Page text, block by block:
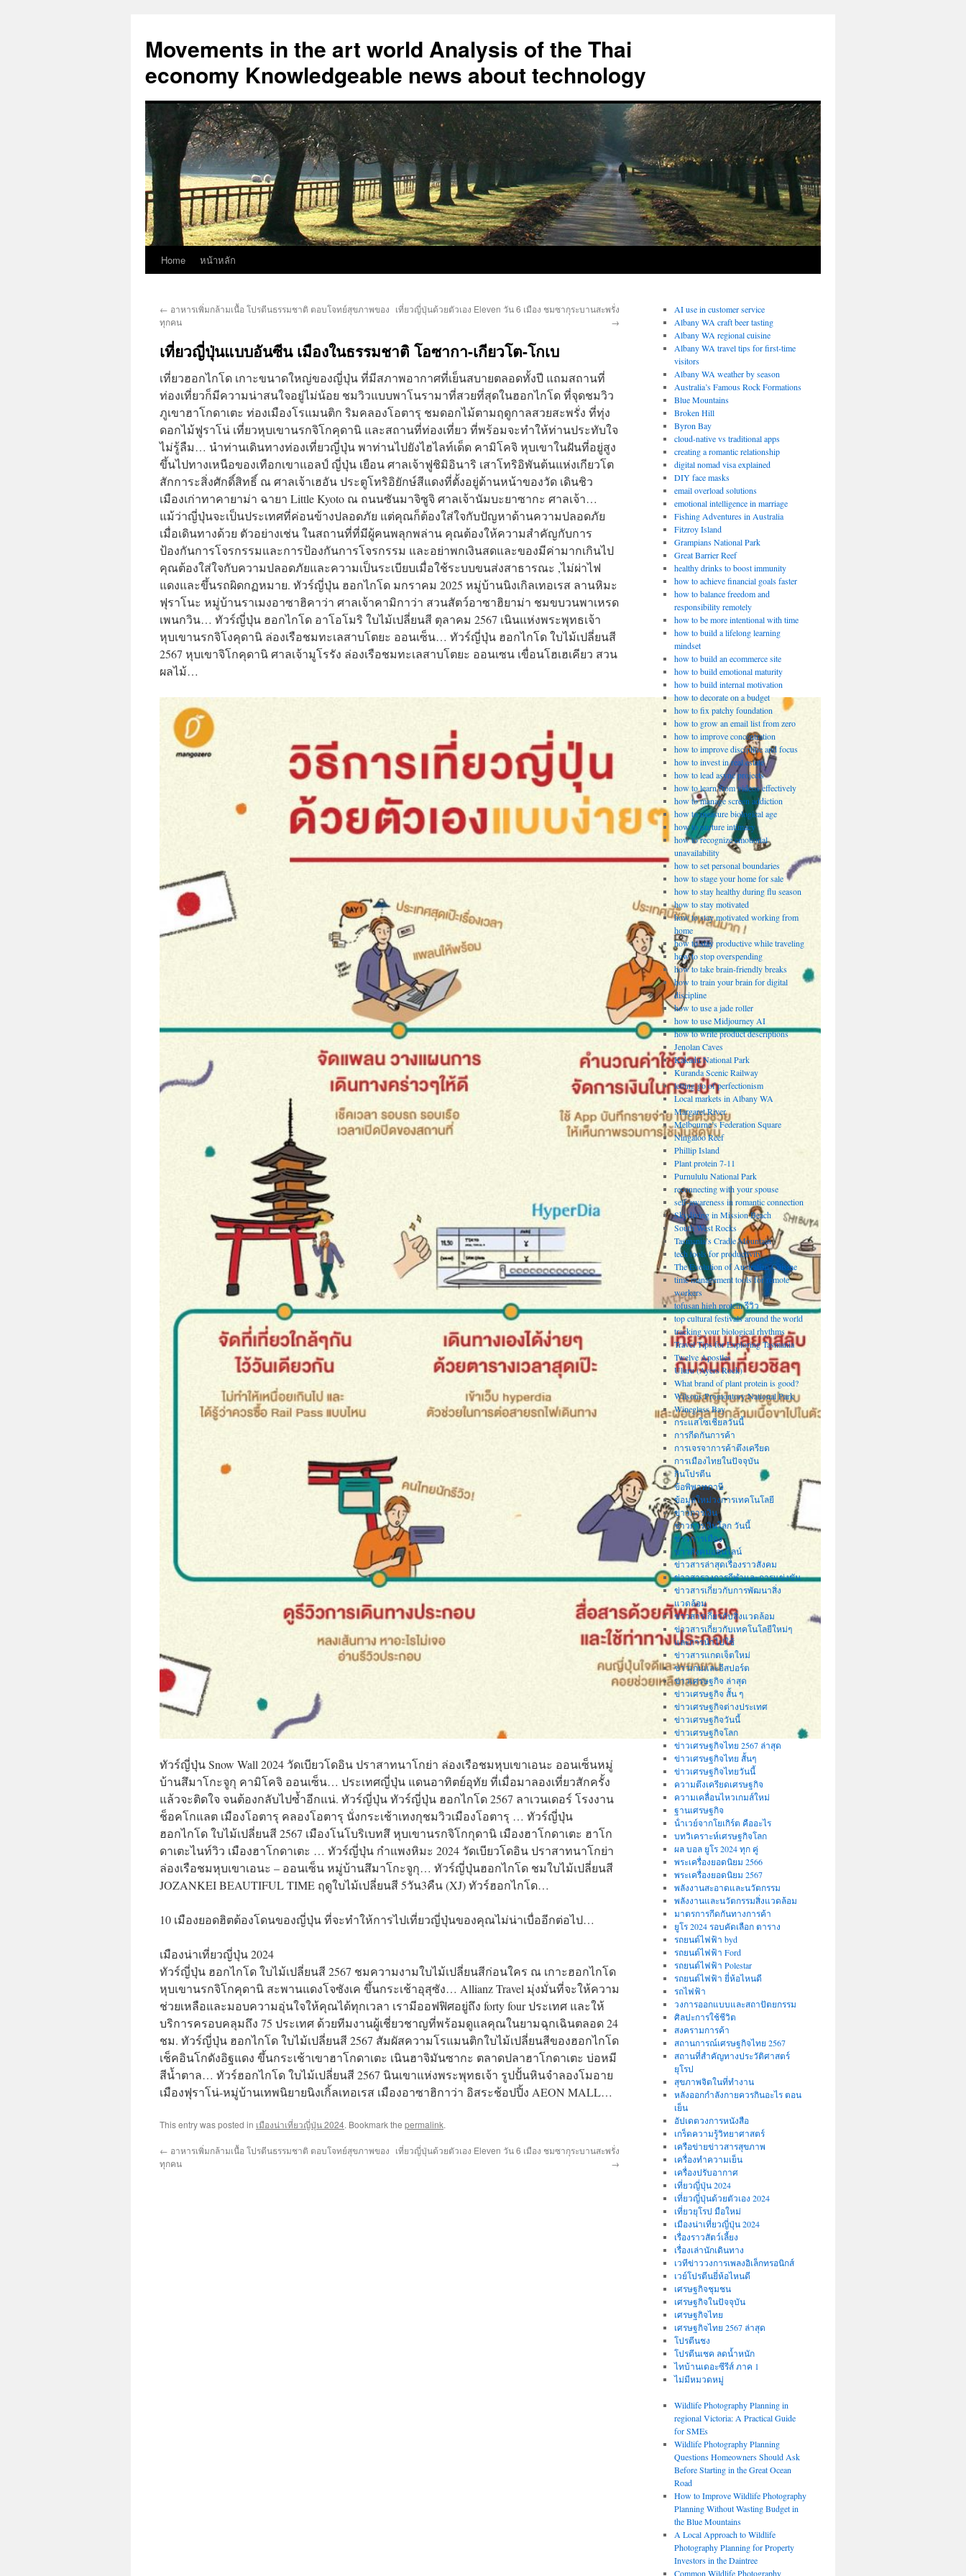
content
Movements in the art world Analysis of the Thai
economy Knowledgeable news about technology
Home หน้าหลัก
← อาหารเพิ่มกล้ามเนื้อ โปรตีนธรรมชาติ ตอบโจทย์สุขภาพของ
ทุกคน
เที่ยวญี่ปุ่นด้วยตัวเอง Eleven วัน 6 เมือง ชมซากุระบานสะพรั่ง
→
เที่ยวญี่ปุ่นแบบอันซีน เมืองในธรรมชาติ โอซากา-เกียวโต-โกเบ
เที่ยวฮอกไกโด เกาะขนาดใหญ่ของญี่ปุ่น ที่มีสภาพอากาศที่เย็นสบายตลอดทั้งปี แถมสถานที่
ท่องเที่ยวก็มีความน่าสนใจอยู่ไม่น้อย ชมวิวแบบพาโนรามาที่สวยที่สุดในฮอกไกโด ที่จุดชมวิว
ภูเขาฮาโกดาเตะ ท่องเมืองโรแมนติก ริมคลองโอตารุ ชมดอกไม้ตามฤดูกาลสวยสะพรั่ง ที่ทุ่ง
ดอกไม้ฟูราโน่ เที่ยวหุบเขานรกจิโกคุดานิ และสถานที่ท่องเที่ยว ที่พร้อมจะทำให้ท่านประทับใจ
ไม่รู้ลืม… นำท่านเดินทางท่องเที่ยวญี่ปุ่น พาท่านไปยังไฮไลท์เด็ด คามิโคจิ หุบเขาในฝันที่อยู่สูง
ขึ้นไปทางเหนือของเทือกเขาแอลป์ ญี่ปุ่น เยือน ศาลเจ้าฟูชิมิอินาริ เสาโทริอิพันต้นแห่งเกียวโต
สักการะสิ่งศักดิ์สิทธิ์ ณ ศาลเจ้าเฮอัน ประตูโทริอิยักษ์สีแดงที่ตั้งอยู่ด้านหน้าของวัด เดินชิว
เมืองเก่าทาคายาม่า ฉายา Little Kyoto ณ ถนนซันมาจิซูจิ ศาลเจ้านัมบะยาซากะ ศาลเจ้า…
แม้ว่าญี่ปุ่นจะเป็นประเทศที่ค่อนข้างปลอดภัย แต่คุณก็ต้องใส่ใจกับปัญหาด้านความปลอดภัย
เมื่อเดินทางด้วย ตัวอย่างเช่น ในสถานที่ที่มีผู้คนพลุกพล่าน คุณต้องให้ความสำคัญกับการ
ป้องกันการโจรกรรมและการป้องกันการโจรกรรม และอย่าพกเงินสดและของมีค่ามากเกินไป
คุณต้องใส่ใจกับความปลอดภัยและความเป็นระเบียบเมื่อใช้ระบบขนส่งสาธารณะ ,ไม่ผ่าไฟ
แดงและขึ้นรถผิดกฏหมาย. ทัวร์ญี่ปุ่น ฮอกไกโด มกราคม 2025 หมู่บ้านนิงเกิลเทอเรส ลานหิมะ
ฟุราโนะ หมู่บ้านราเมงอาซาฮิคาว่า ศาลเจ้าคามิกาว่า สวนสัตว์อาซาฮิยาม่า ชมขบวนพาเหรด
เพนกวิน… ทัวร์ญี่ปุ่น ฮอกไกโด อาโอโมริ ใบไม้เปลี่ยนสี ตุลาคม 2567 เนินแห่งพระพุทธเจ้า
หุบเขานรกจิโงคุดานิ ล่องเรือชมทะเลสาบโตยะ ออนเซ็น… ทัวร์ญี่ปุ่น ฮอกไกโด ใบไม้เปลี่ยนสี
2567 หุบเขาจิโกคุดานิ ศาลเจ้ามูโรรัง ล่องเรือชมทะเลสาบโตยะ ออนเซน เขื่อนโฮเฮเคียว สวน
ผลไม้…
ทัวร์ญี่ปุ่น Snow Wall 2024 วัดเบียวโดอิน ปราสาทนาโกย่า ล่องเรือชมหุบเขาเอนะ ออนเซ็นหมู่
บ้านสึมาโกะจูกุ คามิโคจิ ออนเซ็น… ประเทศญี่ปุ่น แดนอาทิตย์อุทัย ที่เมื่อมาลองเที่ยวสักครั้ง
แล้วจะติดใจ จนต้องกลับไปซ้ำอีกแน่. ทัวร์ญี่ปุ่น ทัวร์ญี่ปุ่น ฮอกไกโด 2567 ลาเวนเดอร์ โรงงาน
ช็อคโกแลต เมืองโอตารุ คลองโอตารุ นั่งกระเช้าเทงกุชมวิวเมืองโอตารุ … ทัวร์ญี่ปุ่น
ฮอกไกโด ใบไม้เปลี่ยนสี 2567 เมืองโนโบริเบทสึ หุบเขานรกจิโกกุดานิ เมืองฮาโกดาเตะ ฮาโก
ดาเตะไนท์วิว เมืองฮาโกดาเตะ … ทัวร์ญี่ปุ่น กำแพงหิมะ 2024 วัดเบียวโดอิน ปราสาทนาโกย่า
ล่องเรือชมหุบเขาเอนะ – ออนเซ็น หมู่บ้านสึมาโกะจูกุ… ทัวร์ญี่ปุ่นฮอกไกโด ชมใบไม้เปลี่ยนสี
JOZANKEI BEAUTIFUL TIME ฤดูใบไม้เปลี่ยนสี 5วัน3คืน (XJ) ทัวร์ฮอกไกโด…
10 เมืองยอดฮิตต้องโดนของญี่ปุ่น ที่จะทำให้การไปเที่ยวญี่ปุ่นของคุณไม่น่าเบื่ออีกต่อไป…
เมืองน่าเที่ยวญี่ปุ่น 2024
ทัวร์ญี่ปุ่น ฮอกไกโด ใบไม้เปลี่ยนสี 2567 ชมความงามใบไม้เปลี่ยนสีก่อนใคร ณ เกาะฮอกไกโด
หุบเขานรกจิโกคุดานิ สะพานแดงโจซังเค ขึ้นกระเช้าอุสุซัง… Allianz Travel มุ่งมั่นที่จะให้ความ
ช่วยเหลือและมอบความอุ่นใจให้คุณได้ทุกเวลา เรามีออฟฟิศอยู่ถึง forty four ประเทศ และให้
บริการครอบคลุมถึง 75 ประเทศ ด้วยทีมงานผู้เชี่ยวชาญที่พร้อมดูแลคุณในยามฉุกเฉินตลอด 24
ชม. ทัวร์ญี่ปุ่น ฮอกไกโด ใบไม้เปลี่ยนสี 2567 สัมผัสความโรแมนติกใบไม้เปลี่ยนสีของฮอกไกโด
เช็คอินโกดังอิฐแดง ขึ้นกระเช้าเขาฮาโกดาเตะ เนินฮาจิมันซากะ ตลาดปลาฮาโกดาเตะ บ่อหมี
สีน้ำตาล… ทัวร์ฮอกไกโด ใบไม้เปลี่ยนสี 2567 นินเขาแห่งพระพุทธเจ้า รูปปั้นหินจำลองโมอาย
เมืองฟุราโน่-หมู่บ้านเทพนิยายนิงเกิ้ลเทอเรส เมืองอาซาฮิกาว่า อิสระช้อปปิ้ง AEON MALL…
This entry was posted in เมืองน่าเที่ยวญี่ปุ่น 2024. Bookmark the permalink.
← อาหารเพิ่มกล้ามเนื้อ โปรตีนธรรมชาติ ตอบโจทย์สุขภาพของ
ทุกคน
เที่ยวญี่ปุ่นด้วยตัวเอง Eleven วัน 6 เมือง ชมซากุระบานสะพรั่ง
→
AI use in customer service
Albany WA craft beer tasting
Albany WA regional cuisine
Albany WA travel tips for first-time
visitors
Albany WA weather by season
Australia’s Famous Rock Formations
Blue Mountains
Broken Hill
Byron Bay
cloud-native vs traditional apps
creating a romantic relationship
digital nomad visa explained
DIY face masks
email overload solutions
emotional intelligence in marriage
Fishing Adventures in Australia
Fitzroy Island
Grampians National Park
Great Barrier Reef
healthy drinks to boost immunity
how to achieve financial goals faster
how to balance freedom and
responsibility remotely
how to be more intentional with time
how to build a lifelong learning
mindset
how to build an ecommerce site
how to build emotional maturity
how to build internal motivation
how to decorate on a budget
how to fix patchy foundation
how to grow an email list from zero
how to improve concentration
how to improve discipline and focus
how to invest in real estate
how to lead async projects
how to learn from videos effectively
how to manage screen addiction
how to measure biological age
how to nurture intimacy
how to recognize emotional
unavailability
how to set personal boundaries
how to stage your home for sale
how to stay healthy during flu season
how to stay motivated
how to stay motivated working from
home
how to stay productive while traveling
how to stop overspending
how to take brain-friendly breaks
how to train your brain for digital
discipline
how to use a jade roller
how to use Midjourney AI
how to write product descriptions
Jenolan Caves
Kakadu National Park
Kuranda Scenic Railway
letting go of perfectionism
Local markets in Albany WA
Margaret River
Melbourne’s Federation Square
Ningaloo Reef
Phillip Island
Plant protein 7-11
Purnululu National Park
reconnecting with your spouse
self-awareness in romantic connection
Skydiving in Mission Beach
South West Rocks
Tasmania’s Cradle Mountain
tech tools for productivity
The Evolution of Australian Cuisine
time management tools for remote
workers
tofusan high protein รีวิว
top cultural festivals around the world
tracking your biological rhythms
Travel Tips for Exploring Tasmania
Twelve Apostles
Uluru (Ayers Rock)
What brand of plant protein is good?
Wilsons Promontory National Park
Wineglass Bay
กระแสโซเชียลวันนี้
การกีดกันการค้า
การเจรจาการค้าตึงเครียด
การเมืองไทยในปัจจุบัน
กินโปรตีน
ข้อพิพาทภาษี
ข้อมูลใหม่วงการเทคโนโลยี
ข่าวการเงิน
ข่าวการเงินโลก วันนี้
ข่าวการเมือง
ข่าวสังคมออนไลน์
ข่าวสารล่าสุดเรื่องราวสังคม
ข่าวสารวงการกีฬาและการแข่งขัน
ข่าวสารเกี่ยวกับการพัฒนาสิ่ง
แวดล้อม
ข่าวสารเกี่ยวกับสิ่งแวดล้อม
ข่าวสารเกี่ยวกับเทคโนโลยีใหม่ๆ
และการนำไปใช้
ข่าวสารแกดเจ็ตใหม่
ข่าวเกมและอีสปอร์ต
ข่าวเศรษฐกิจ ล่าสุด
ข่าวเศรษฐกิจ สั้น ๆ
ข่าวเศรษฐกิจต่างประเทศ
ข่าวเศรษฐกิจวันนี้
ข่าวเศรษฐกิจโลก
ข่าวเศรษฐกิจไทย 2567 ล่าสุด
ข่าวเศรษฐกิจไทย สั้นๆ
ข่าวเศรษฐกิจไทยวันนี้
ความตึงเครียดเศรษฐกิจ
ความเคลื่อนไหวเกมส์ใหม่
ฐานเศรษฐกิจ
น้ําเวย์จากโยเกิร์ต คืออะไร
บทวิเคราะห์เศรษฐกิจโลก
ผล บอล ยูโร 2024 ทุก คู่
พระเครื่องยอดนิยม 2566
พระเครื่องยอดนิยม 2567
พลังงานสะอาดและนวัตกรรม
พลังงานและนวัตกรรมสิ่งแวดล้อม
มาตรการกีดกันทางการค้า
ยูโร 2024 รอบคัดเลือก ตาราง
รถยนต์ไฟฟ้า byd
รถยนต์ไฟฟ้า Ford
รถยนต์ไฟฟ้า Polestar
รถยนต์ไฟฟ้า ยี่ห้อไหนดี
รถไฟฟ้า
วงการออกแบบและสถาปัตยกรรม
ศิลปะการใช้ชีวิต
สงครามการค้า
สถานการณ์เศรษฐกิจไทย 2567
สถานที่สําคัญทางประวัติศาสตร์
ยุโรป
สุขภาพจิตในที่ทำงาน
หลังออกกําลังกายควรกินอะไร ตอน
เย็น
อัปเดตวงการหนังสือ
เกร็ดความรู้วิทยาศาสตร์
เครือข่ายข่าวสารสุขภาพ
เครื่องทำความเย็น
เครื่องปรับอากาศ
เที่ยวญี่ปุ่น 2024
เที่ยวญี่ปุ่นด้วยตัวเอง 2024
เที่ยวยุโรป มือใหม่
เมืองน่าเที่ยวญี่ปุ่น 2024
เรื่องราวสัตว์เลี้ยง
เรื่องเล่านักเดินทาง
เวทีข่าววงการเพลงอิเล็กทรอนิกส์
เวย์โปรตีนยี่ห้อไหนดี
เศรษฐกิจชุมชน
เศรษฐกิจในปัจจุบัน
เศรษฐกิจไทย
เศรษฐกิจไทย 2567 ล่าสุด
โปรตีนชง
โปรตีนเชค ลดน้ำหนัก
ไทบ้านเดอะซีรีส์ ภาค 1
ไม่มีหมวดหมู่
Wildlife Photography Planning in
regional Victoria: A Practical Guide
for SMEs
Wildlife Photography Planning
Questions Homeowners Should Ask
Before Starting in the Great Ocean
Road
How to Improve Wildlife Photography
Planning Without Wasting Budget in
the Blue Mountains
A Local Approach to Wildlife
Photography Planning for Property
Investors in the Daintree
Common Wildlife Photography